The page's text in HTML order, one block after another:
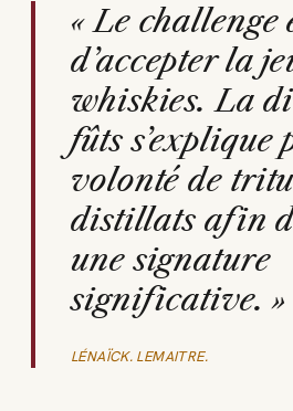
« Le challenge
d’accepter la
whiskies. La
fûts s’explique
volonté de
distillats afin
une signature
significative. »
LÉNAÏCK. LEMAITRE.